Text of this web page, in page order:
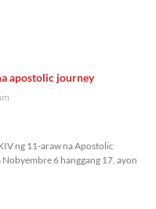
apostolic journey
ng 11-araw na Apostolic
6 hanggang 17, ayon